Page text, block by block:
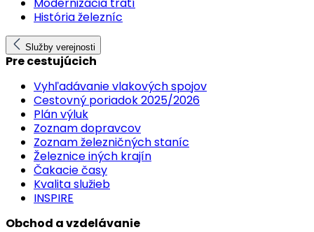
História železníc
Služby verejnosti
Pre cestujúcich
Vyhľadávanie vlakových spojov
Cestovný poriadok 2025/2026
Plán výluk
Zoznam dopravcov
Zoznam železničných staníc
Železnice iných krajín
Čakacie časy
Kvalita služieb
INSPIRE
Obchod a vzdelávanie